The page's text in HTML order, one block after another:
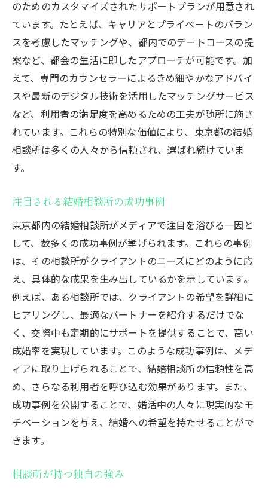
のためのカスタマイズされたサポートプランが用意され
ています。たとえば、キャリアとプライベートのバラン
スを考慮したマッチングや、都内でのデートコースの提
案など、都会の生活に即したアプローチが可能です。加
えて、専門のカウンセラーによるきめ細やかなアドバイ
スや最新のデジタル技術を活用したマッチングサービス
など、利用者の満足度を高めるための工夫が随所に施さ
れています。これらの特別な価値により、東京都の結婚
相談所は多くの人々から信頼され、選ばれ続けていま
す。
注目される結婚相談所の成功事例
東京都内の結婚相談所がメディアで注目を浴びる一因と
して、数多くの成功事例が挙げられます。これらの事例
は、その相談所がクライアントのニーズにどのように応
え、具体的な成果を生み出しているかを示しています。
例えば、ある相談所では、クライアントの希望を詳細に
ヒアリングし、最適なパートナーを紹介するだけでな
く、交際中も定期的にサポートを提供することで、高い
成婚率を実現しています。このような成功事例は、メデ
ィアに取り上げられることで、結婚相談所の信頼性を高
め、さらなる利用者を呼び込む効果があります。また、
成功事例を公開することで、婚活中の人々に現実的なモ
チベーションを与え、結婚への希望を持たせることがで
きます。
相談所が持つ独自の強み